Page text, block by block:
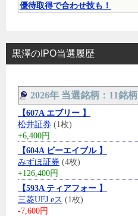
優待取得で合わせ技も！
黒澤のIPO当選履歴
2026年 当選銘柄：11銘柄
【607A エブリー 】
松井証券 (1枚)
+6,400円
【604A ビーエイブル 】
みずほ証券 (4枚)
+126,400円
【593A ティアフォー 】
三菱UFJ eス (1枚)
-7,600円